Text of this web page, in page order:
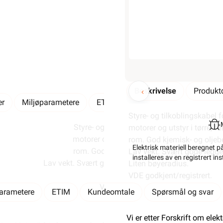
Miljøparametere ETIM
Styre- og tilkoblingskabel for maskiner,
rom. God kjemisk- og oljebestandighet.
Lav vekt. Svært gode legge- og
VDE godkjent/registrert.
Beskrivelse
motorer og utstyr i tørre,
Lav vekt. Svært gode
Liten bøyeradius.
Vi er etter Forskrift om
Elektrisk materiell beregnet
installeres av en registrert
ETIM Kundeomtale Spørsmål og svar